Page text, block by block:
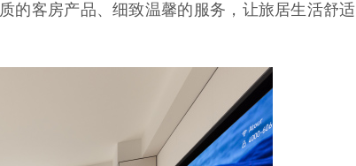
的客房产品、细致温馨的服务，让旅居生活舒